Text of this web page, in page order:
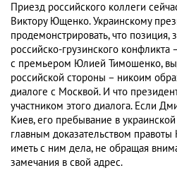
Приезд российского коллеги
Виктору Ющенко. Украинскому
продемонстрировать, что позиция,
российско-грузинского конфликта
с премьером Юлией Тимошенко,
российской стороны – никоим
диалоге с Москвой. И что
участником этого диалога. Если
Киев, его пребывание в
главным доказательством
иметь с ним дела, не обращая
замечания в свой адрес.